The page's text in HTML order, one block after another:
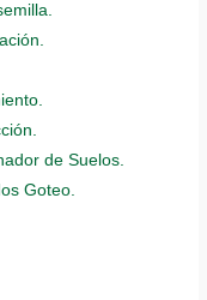
de Suelos.
Goteo.